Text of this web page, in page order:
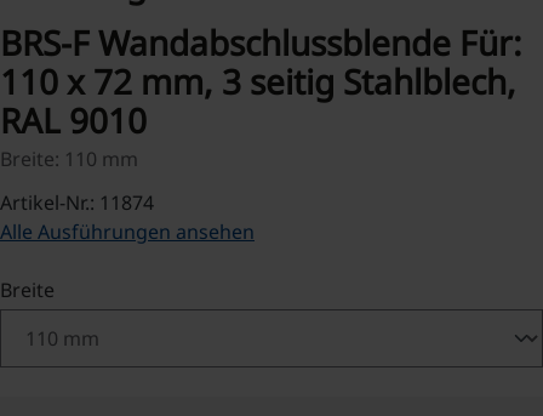
BRS-F Wandabschlussblende Für:
110 x 72 mm, 3 seitig Stahlblech,
RAL 9010
Breite: 110 mm
Artikel-Nr.: 11874
Alle Ausführungen ansehen
Breite